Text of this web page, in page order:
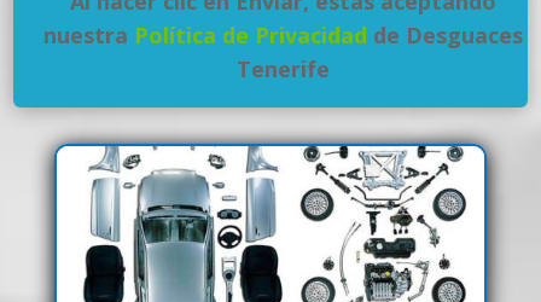
nuestra Política de Privacidad de Desguaces
Tenerife